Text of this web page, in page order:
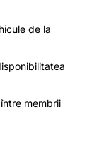
de la
membrii